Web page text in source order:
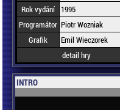
Rok vydání
1995
Programátor Piotr Wozniak
Grafik
Emil Wieczorek
detail hry
INTRO